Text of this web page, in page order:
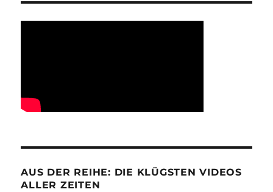
AUS DER REIHE: DIE KLÜGSTEN VIDEOS
ALLER ZEITEN